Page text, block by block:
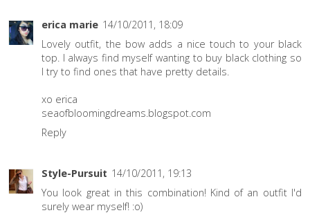
erica marie 14/10/2011, 18:09
Lovely outfit, the bow adds a nice touch to your black
top. I always find myself wanting to buy black clothing so
I try to find ones that have pretty details.
xo erica
seaofbloomingdreams.blogspot.com
Reply
Style-Pursuit 14/10/2011, 19:13
You look great in this combination! Kind of an outfit I'd
surely wear myself! :o)